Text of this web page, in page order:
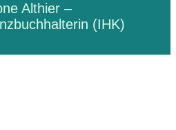
Althier –
(IHK)